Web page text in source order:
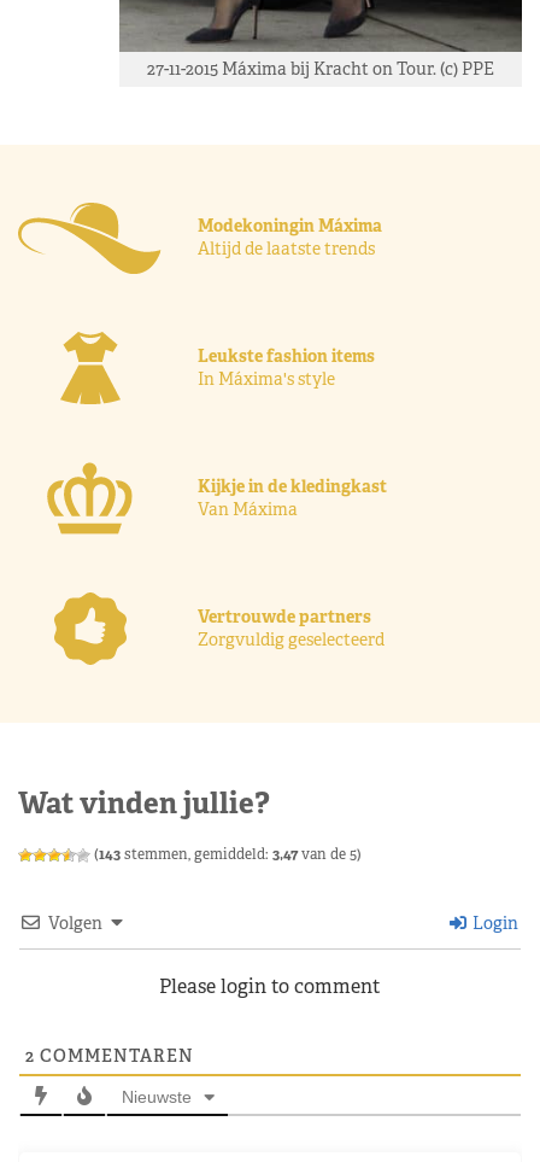
27-11-2015 Máxima bij Kracht on Tour. (c) PPE
Modekoningin Máxima
Altijd de laatste trends
Leukste fashion items
In Máxima's style
Kijkje in de kledingkast
Van Máxima
Vertrouwde partners
Zorgvuldig geselecteerd
Wat vinden jullie?
(143stemmen, gemiddeld: 3,47van de 5)
Volgen Login
Please login to comment
2 COMMENTAREN
Nieuwste